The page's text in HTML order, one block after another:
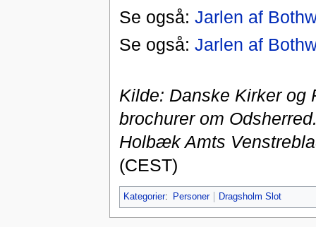
Se også: Jarlen af
Se også: Jarlen af
Kilde: Danske Kirker
brochurer om
Holbæk Amts
(CEST)
Kategorier: Personer Dragsholm Slot